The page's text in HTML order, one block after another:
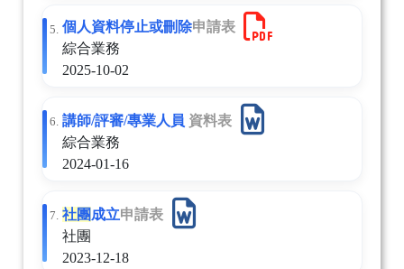
5. 個人資料停止或刪除申請表
綜合業務
2025-10-02
6. 講師/評審/專業人員 資料表
綜合業務
2024-01-16
7. 社團成立申請表
社團
2023-12-18